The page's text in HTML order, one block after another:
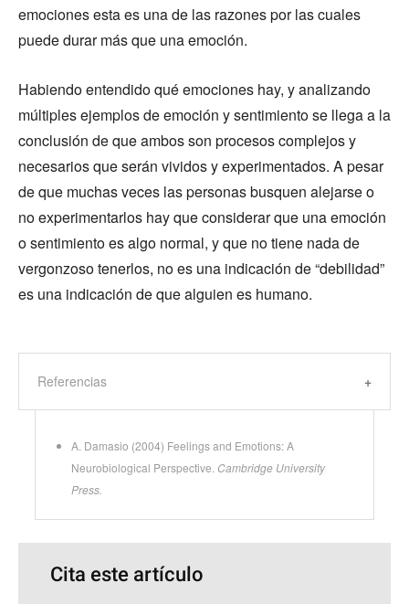
emociones esta es una de las razones por las cuales
puede durar más que una emoción.
Habiendo entendido qué emociones hay, y analizando
múltiples ejemplos de emoción y sentimiento se llega a la
conclusión de que ambos son procesos complejos y
necesarios que serán vividos y experimentados. A pesar
de que muchas veces las personas busquen alejarse o
no experimentarlos hay que considerar que una emoción
o sentimiento es algo normal, y que no tiene nada de
vergonzoso tenerlos, no es una indicación de “debilidad”
es una indicación de que alguien es humano.
Referencias
A. Damasio (2004) Feelings and Emotions: A
Neurobiological Perspective. Cambridge University
Press.
Cita este artículo